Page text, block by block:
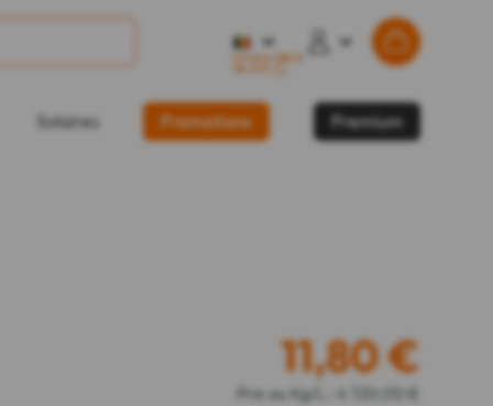
Livraison offerte
Solaires Promotions Premium
11,80€
Prix au Kg/L : 4 720,00 €